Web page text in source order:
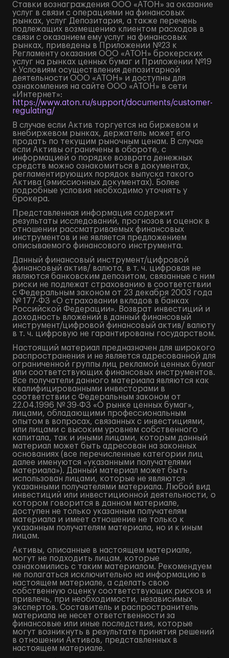
Ставки вознаграждения ООО «АТОН» за оказание
услуг в связи с операциями на финансовых
рынках, услуг Депозитария, а также перечень
подлежащих возмещению клиентом расходов в
связи с оказанием ему услуг на финансовых
рынках, приведены в Приложении №23 к
Регламенту оказания ООО «АТОН» брокерских
услуг на рынках ценных бумаг и Приложении №19
к Условиям осуществления депозитарной
деятельности ООО «АТОН» и доступны для
ознакомления на сайте ООО «АТОН» в сети
«Интернет»:
https://www.aton.ru/support/documents/customer-
regulating/
В случае если Актив торгуется на биржевом и
внебиржевом рынках, держатель может его
продать по текущим рыночным ценам. В случае
если Активы ограничены в обороте, с
информацией о порядке возврата денежных
средств можно ознакомиться в документах,
регламентирующих порядок выпуска такого
Актива (эмиссионных документах). Более
подробные условия необходимо уточнять у
брокера.
Представленная информация содержит
результаты исследований, прогнозов и оценок в
отношении рассматриваемых финансовых
инструментов и не является предложением
описываемого финансового инструмента.
Данный финансовый инструмент/цифровой
финансовый актив/ валюта, в т. ч. цифровая не
являются банковским депозитом, связанные с ним
риски не подлежат страхованию в соответствии
с Федеральным законом от 23 декабря 2003 года
№ 177-ФЗ «О страховании вкладов в банках
Российской Федерации». Возврат инвестиций и
доходность вложений в данный финансовый
инструмент/цифровой финансовый актив/ валюту
в т. ч. цифровую не гарантированы государством.
Настоящий материал предназначен для широкого
распространения и не является адресованной для
ограниченной группы лиц рекламой ценных бумаг
или соответствующих финансовых инструментов.
Все получатели данного материала являются как
квалифицированными инвесторами в
соответствии с Федеральным законом от
22.04.1996 № 39-ФЗ «О рынке ценных бумаг»,
лицами, обладающими профессиональным
опытом в вопросах, связанных с инвестициями,
или лицами с высоким уровнем собственного
капитала, так и иными лицами, которым данный
материал может быть адресован на законных
основаниях (все перечисленные категории лиц
далее именуются «указанными получателями
материала»). Данный материал может быть
использован лицами, которые не являются
указанными получателями материала. Любой вид
инвестиций или инвестиционной деятельности, о
котором говорится в данном материале,
доступен не только указанным получателям
материала и имеет отношение не только к
указанным получателям материала, но и к иным
лицам.
Активы, описанные в настоящем материале,
могут не подходить лицам, которые
ознакомились с таким материалом. Рекомендуем
не полагаться исключительно на информацию в
настоящем материале, а сделать свою
собственную оценку соответствующих рисков и
привлечь, при необходимости, независимых
экспертов. Составитель и распространитель
материала не несет ответственности за
финансовые или иные последствия, которые
могут возникнуть в результате принятия решений
в отношении Активов, представленных в
настоящем материале.